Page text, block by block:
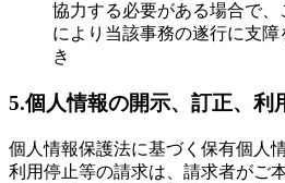
協力する必要がある場合で
により当該事務の遂行に支
き
5.個人情報の開示、訂正、利
個人情報保護法に基づく保有個人
利用停止等の請求は、請求者がご